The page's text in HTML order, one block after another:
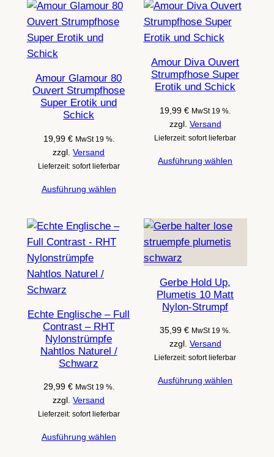
Amour Glamour 80
Ouvert Strumpfhose
Super Erotik und
Schick
19,99 € MwSt 19 %.
zzgl.Versand
Lieferzeit: sofort lieferbar
Ausführung wählen
Amour Diva Ouvert
Strumpfhose Super
Erotik und Schick
19,99€ MwSt 19 %.
zzgl. Versand
Lieferzeit: sofort lieferbar
Ausführung wählen
Echte Englische – Full
Contrast – RHT
Nylonstrümpfe
Nahtlos Naturel /
Schwarz
29,99 € MwSt 19 %.
zzgl.Versand
Lieferzeit: sofort lieferbar
Ausführung wählen
Gerbe Hold Up,
Plumetis 10 Matt
Nylon-Strumpf
35,99€ MwSt 19 %.
zzgl. Versand
Lieferzeit: sofort lieferbar
Ausführung wählen